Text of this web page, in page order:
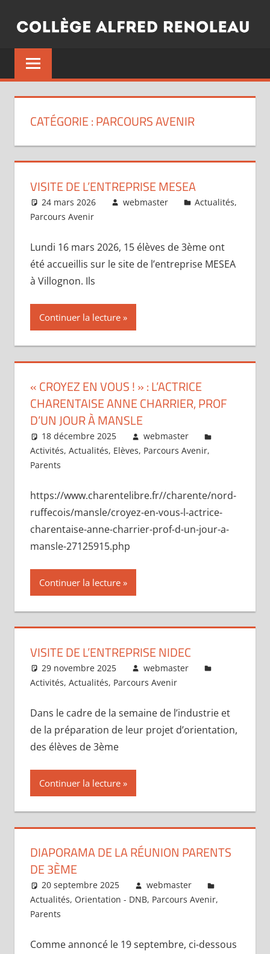
CATÉGORIE :PARCOURS AVENIR
VISITE DE L’ENTREPRISE MESEA
24 mars 2026 webmaster Actualités,
Parcours Avenir
Lundi 16 mars 2026, 15 élèves de 3ème ont
été accueillis sur le site de l’entreprise MESEA
à Villognon. Ils
Continuer la lecture
« CROYEZ EN VOUS ! » : L’ACTRICE
CHARENTAISE ANNE CHARRIER, PROF
D’UN JOUR À MANSLE
18 décembre 2025
webmaster
Activités, Actualités, Elèves, Parcours Avenir,
Parents
https://www.charentelibre.fr//charente/nord-
ruffecois/mansle/croyez-en-vous-l-actrice-
charentaise-anne-charrier-prof-d-un-jour-a-
mansle-27125915.php
Continuer la lecture
VISITE DE L’ENTREPRISE NIDEC
29 novembre 2025
webmaster
Activités, Actualités, Parcours Avenir
Dans le cadre de la semaine de l’industrie et
de la préparation de leur projet d’orientation,
des élèves de 3ème
Continuer la lecture
DIAPORAMA DE LA RÉUNION PARENTS
DE 3ÈME
20 septembre 2025
webmaster
Actualités, Orientation - DNB, Parcours Avenir,
Parents
Comme annoncé le 19 septembre, ci-dessous